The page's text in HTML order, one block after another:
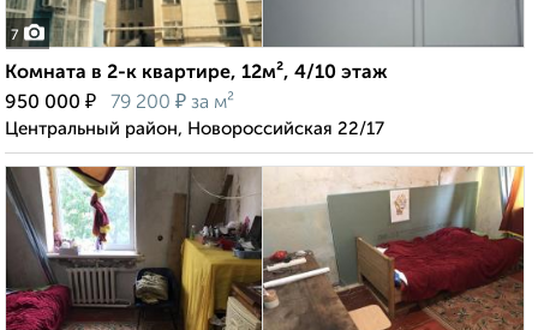
7
Комната в 2-к квартире, 12м², 4/10 этаж
950 000 ₽ 79 200 ₽ за м²
Центральный район, Новороссийская 22/17